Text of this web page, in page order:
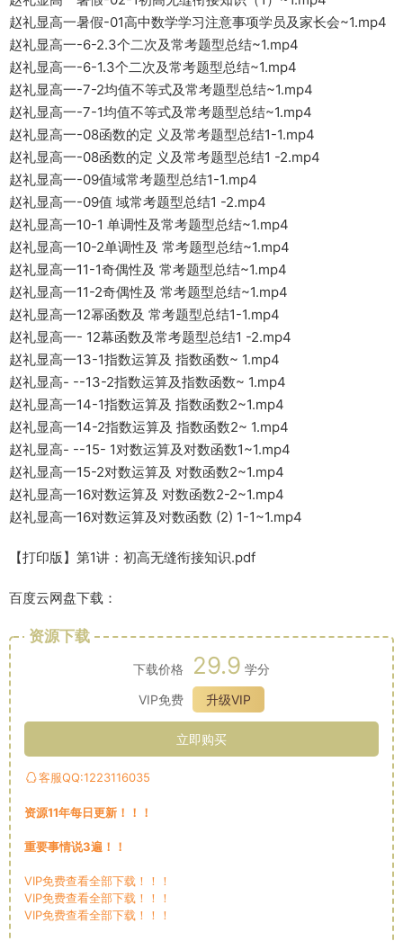
赵礼显高一暑假-01高中数学学习注意事项学员及家长会~1.mp4
赵礼显高一-6-2.3个二次及常考题型总结~1.mp4
赵礼显高一-6-1.3个二次及常考题型总结~1.mp4
赵礼显高一-7-2均值不等式及常考题型总结~1.mp4
赵礼显高一-7-1均值不等式及常考题型总结~1.mp4
赵礼显高一-08函数的定 义及常考题型总结1-1.mp4
赵礼显高一-08函数的定 义及常考题型总结1 -2.mp4
赵礼显高一-09值域常考题型总结1-1.mp4
赵礼显高一-09值 域常考题型总结1 -2.mp4
赵礼显高一10-1 单调性及常考题型总结~1.mp4
赵礼显高一10-2单调性及 常考题型总结~1.mp4
赵礼显高一11-1奇偶性及 常考题型总结~1.mp4
赵礼显高一11-2奇偶性及 常考题型总结~1.mp4
赵礼显高一12幂函数及 常考题型总结1-1.mp4
赵礼显高一- 12幕函数及常考题型总结1 -2.mp4
赵礼显高一13-1指数运算及 指数函数~ 1.mp4
赵礼显高- --13-2指数运算及指数函数~ 1.mp4
赵礼显高一14-1指数运算及 指数函数2~1.mp4
赵礼显高一14-2指数运算及 指数函数2~ 1.mp4
赵礼显高- --15- 1对数运算及对数函数1~1.mp4
赵礼显高一15-2对数运算及 对数函数2~1.mp4
赵礼显高一16对数运算及 对数函数2-2~1.mp4
赵礼显高一16对数运算及对数函数 (2) 1-1~1.mp4
【打印版】第1讲：初高无缝衔接知识.pdf
百度云网盘下载：
资源下载
下载价格 29.9 学分
VIP免费
升级VIP
立即购买
客服QQ:1223116035
资源11年每日更新！！！
重要事情说3遍！！
VIP免费查看全部下载！！！
VIP免费查看全部下载！！！
VIP免费查看全部下载！！！